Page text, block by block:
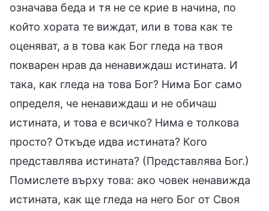
означава беда и тя не се крие в начина, по
който хората те виждат, или в това как те
оценяват, а в това как Бог гледа на твоя
покварен нрав да ненавиждаш истината. И
така, как гледа на това Бог? Нима Бог само
определя, че ненавиждаш и не обичаш
истината, и това е всичко? Нима е толкова
просто? Откъде идва истината? Кого
представлява истината? (Представлява Бог.)
Помислете върху това: ако човек ненавижда
истината, как ще гледа на него Бог от Своя